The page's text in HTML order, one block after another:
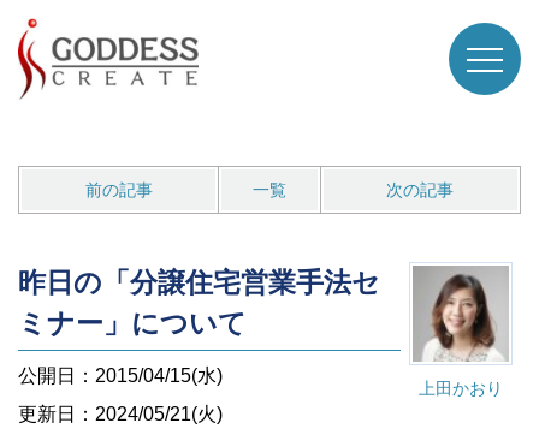
前の記事 一覧 次の記事
上田かおり
昨日の「分譲住宅営業手法セ
ミナー」について
公開日：2015/04/15(水)
更新日：2024/05/21(火)